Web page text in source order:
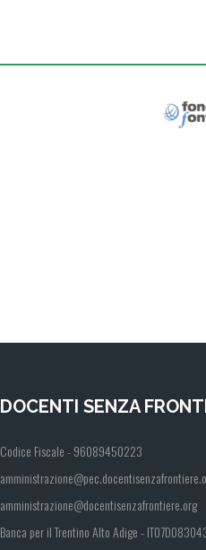
DOCENTI SENZA
Codice Fiscale - 96089450223
amministrazione@docentisenzafrontiere.org
Banca per il Trentino Alto Adige -